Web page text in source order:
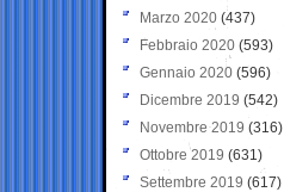
Marzo 2020 (437)
Febbraio 2020 (593)
Gennaio 2020 (596)
Dicembre 2019 (542)
Novembre 2019 (316)
Ottobre 2019 (631)
Settembre 2019 (617)